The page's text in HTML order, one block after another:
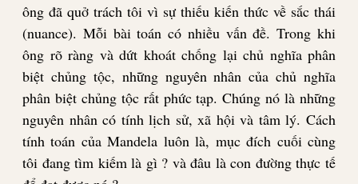
ông đã quở trách tôi vì sự thiếu kiến thức về sắc thái
(nuance). Mỗi bài toán có nhiều vấn đề. Trong khi
ông rõ ràng và dứt khoát chống lại chủ nghĩa phân
biệt chủng tộc, những nguyên nhân của chủ nghĩa
phân biệt chủng tộc rất phức tạp. Chúng nó là những
nguyên nhân có tính lịch sử, xã hội và tâm lý. Cách
tính toán của Mandela luôn là, mục đích cuối cùng
tôi đang tìm kiếm là gì ? và đâu là con đường thực tế